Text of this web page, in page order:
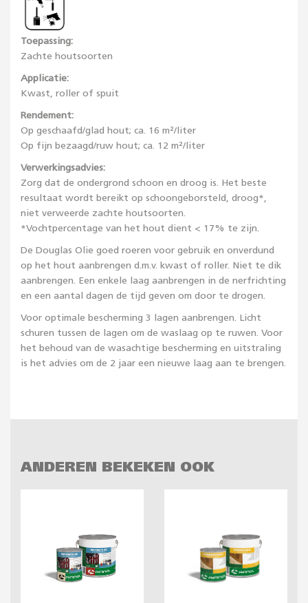
Toepassing:
Zachte houtsoorten
Applicatie:
Kwast, roller of spuit
Rendement:
Op geschaafd/glad hout; ca. 16 m²/liter
Op fijn bezaagd/ruw hout; ca. 12 m²/liter
Verwerkingsadvies:
Zorg dat de ondergrond schoon en droog is. Het beste
resultaat wordt bereikt op schoongeborsteld, droog*,
niet verweerde zachte houtsoorten.
*Vochtpercentage van het hout dient < 17% te zijn.
De Douglas Olie goed roeren voor gebruik en onverdund
op het hout aanbrengen d.m.v. kwast of roller. Niet te dik
aanbrengen. Een enkele laag aanbrengen in de nerfrichting
en een aantal dagen de tijd geven om door te drogen.
Voor optimale bescherming 3 lagen aanbrengen. Licht
schuren tussen de lagen om de waslaag op te ruwen. Voor
het behoud van de wasachtige bescherming en uitstraling
is het advies om de 2 jaar een nieuwe laag aan te brengen.
ANDEREN BEKEKEN OOK